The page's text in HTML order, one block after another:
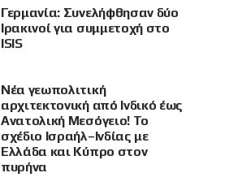
Γερμανία: Συνελήφθησαν δύο
Ιρακινοί για συμμετοχή στο
ISIS
Νέα γεωπολιτική
αρχιτεκτονική από Ινδικό έως
Ανατολική Μεσόγειο! Το
σχέδιο Ισραήλ–Ινδίας με
Ελλάδα και Κύπρο στον
πυρήνα